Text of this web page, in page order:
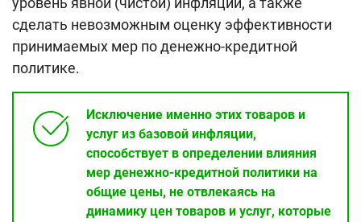
сделать невозможным оценку эффективности
принимаемых мер по денежно-кредитной
политике.
Исключение именно этих товаров и
услуг из базовой инфляции,
способствует в определении влияния
мер денежно-кредитной политики на
общие цены, не отвлекаясь на
динамику цен товаров и услуг, которые